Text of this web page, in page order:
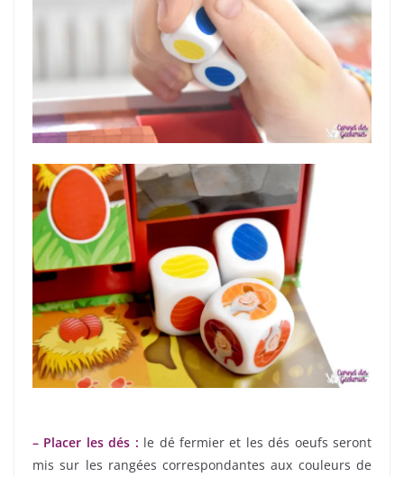
– Placer les dés : le dé fermier et les dés oeufs seront
mis sur les rangées correspondantes aux couleurs de